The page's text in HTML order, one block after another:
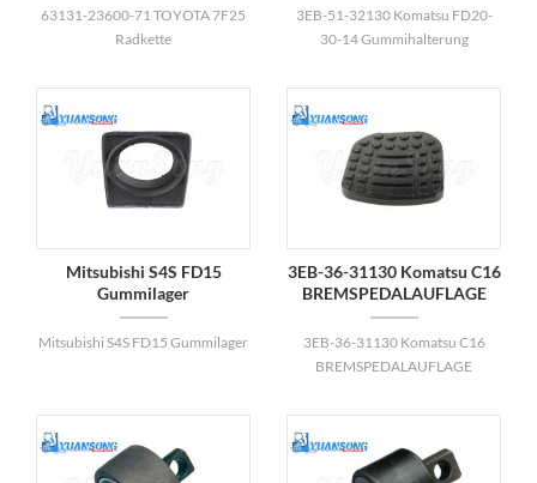
63131-23600-71 TOYOTA 7F25
Radkette
3EB-51-32130 Komatsu FD20-
30-14 Gummihalterung
Mitsubishi S4S FD15
Gummilager
Mitsubishi S4S FD15 Gummilager
3EB-36-31130 Komatsu C16
BREMSPEDALAUFLAGE
3EB-36-31130 Komatsu C16
BREMSPEDALAUFLAGE